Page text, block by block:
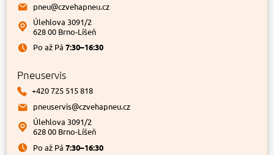
pneu@czvehapneu.cz
Úlehlova 3091/2
628 00 Brno-Líšeň
Po až Pá7:30–16:30
Pneuservis
+420 725 515 818
pneuservis@czvehapneu.cz
Úlehlova 3091/2
628 00 Brno-Líšeň
Po až Pá7:30–16:30